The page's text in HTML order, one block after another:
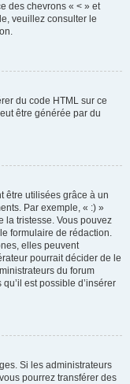
des chevrons « < » et
veuillez consulter le
du code HTML sur ce
être générée par du
être utilisées grâce à un
Par exemple, « :) »
la tristesse. Vous pouvez
formulaire de rédaction.
elles peuvent
pourrait décider de le
du forum
est possible d’insérer
Si les administrateurs
pourrez transférer des